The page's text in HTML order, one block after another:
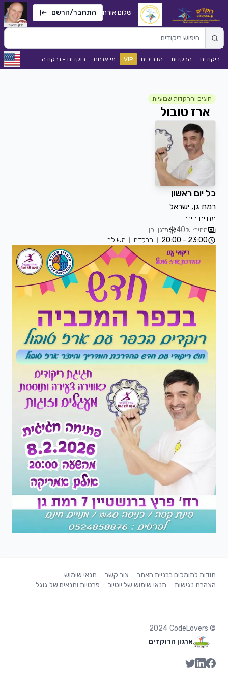
שלום אורח התחבר/הרשם
ריקודים הרקדות מדריכים VIP מי אנחנו רוקדים - נרקודה
חוגים והרקדות שבועיות
ארז טובול
כל יום ראשון
רמת גן, ישראל
מנויים חינם
מחיר: 40₪
מזגן: כן
23:00 - 20:00
הרקדה משולב
תודות לתומכים בבניית האתר צור קשר
תנאי שימוש
הצהרת נגישות
תנאי שימוש של יוטיוב פרטיות ותנאים של גוגל
©
2024 CodeLovers
ארגון הרוקדים